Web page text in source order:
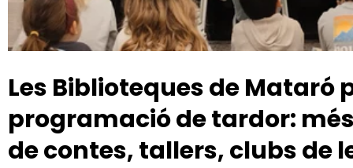
Les Biblioteques de Mataró
programació de tardor:
de contes, tallers, clubs de